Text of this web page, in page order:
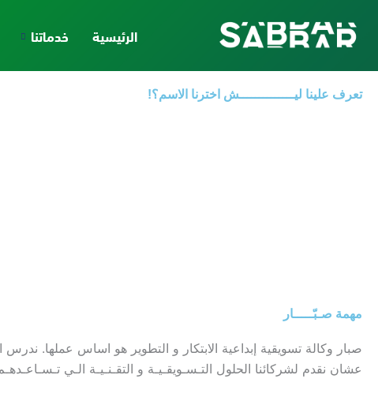
الرئيسية خدماتنا
تعرف علينا ليــــــــــــــش اخترنا الاسم؟!
مهمة صـبّـــــار
صبار وكالة تسويقية إبداعية الابتكار و التطوير هو اساس عملها.
عشان نقدم لشركائنا الحلول التـسـويقـيـة و التقـنـيـة الـي